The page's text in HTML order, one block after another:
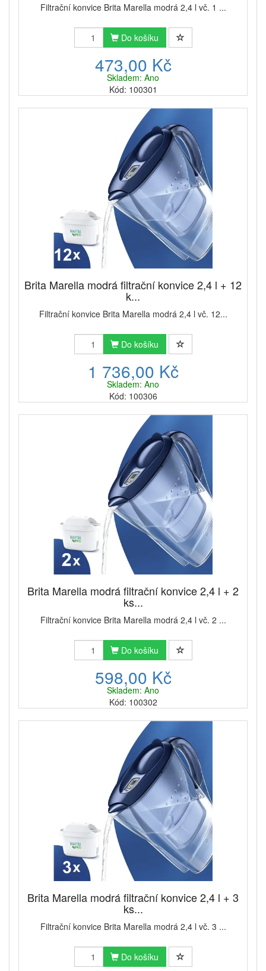
Filtrační konvice Brita Marella modrá 2,4 l vč. 1 ...
Do košíku
473,00 Kč
Skladem: Ano
Kód: 100301
Brita Marella modrá filtrační konvice 2,4 l + 12
k...
Filtrační konvice Brita Marella modrá 2,4 l vč. 12...
Do košíku
1 736,00 Kč
Skladem: Ano
Kód: 100306
Brita Marella modrá filtrační konvice 2,4 l + 2
ks...
Filtrační konvice Brita Marella modrá 2,4 l vč. 2 ...
Do košíku
598,00 Kč
Skladem: Ano
Kód: 100302
Brita Marella modrá filtrační konvice 2,4 l + 3
ks...
Filtrační konvice Brita Marella modrá 2,4 l vč. 3 ...
Do košíku